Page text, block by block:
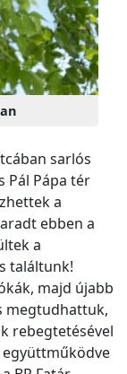
sarlós
Pál Pápa tér
a
ebben a
a
találtunk!
majd újabb
megtudhattuk,
rebegtetésével
együttműködve